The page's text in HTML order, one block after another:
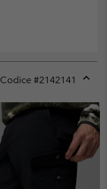
Codice #2142141
or